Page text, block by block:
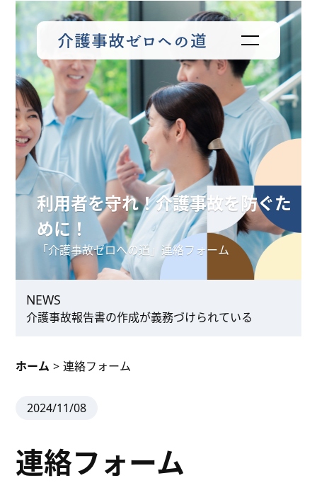
利用者を守れ！介護事故を防ぐた
めに！
「介護事故ゼロへの道」連絡フォーム
NEWS
介護事故報告書の作成が義務づけられている
ホーム > 連絡フォーム
2024/11/08
連絡フォーム